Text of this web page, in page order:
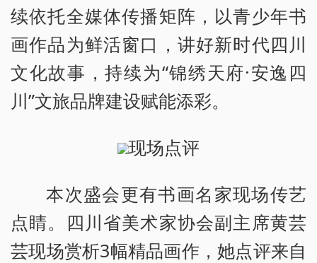
续依托全媒体传播矩阵，以青少年书
画作品为鲜活窗口，讲好新时代四川
文化故事，持续为“锦绣天府·安逸四
川”文旅品牌建设赋能添彩。
现场点评
本次盛会更有书画名家现场传艺
点睛。四川省美术家协会副主席黄芸
芸现场赏析3幅精品画作，她点评来自